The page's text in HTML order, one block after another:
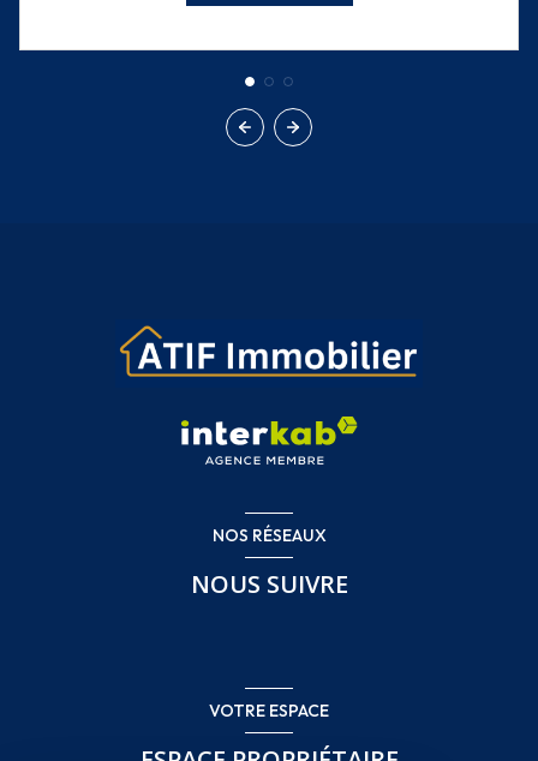
NOS RÉSEAUX
NOUS SUIVRE
VOTRE ESPACE